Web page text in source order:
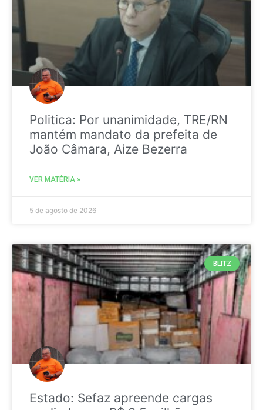
Politica: Por unanimidade, TRE/RN
mantém mandato da prefeita de
João Câmara, Aize Bezerra
VER MATÉRIA »
5 de agosto de 2026
BLITZ
Estado: Sefaz apreende cargas